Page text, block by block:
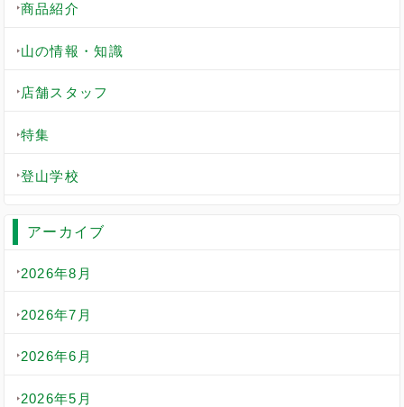
商品紹介
山の情報・知識
店舗スタッフ
特集
登山学校
アーカイブ
2026年8月
2026年7月
2026年6月
2026年5月